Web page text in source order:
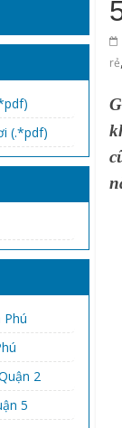
rẻ,
(.*pdf)
Phú
2
5